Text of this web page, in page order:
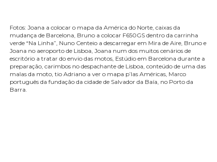
Fotos: Joana a colocar o mapa da América do Norte, caixas da
mudança de Barcelona, Bruno a colocar F650GS dentro da carrinha
verde “Na Linha”, Nuno Centeio a descarregar em Mira de Aire, Bruno e
Joana no aeroporto de Lisboa, Joana num dos muitos cenários de
escritório a tratar do envio das motos, Estúdio em Barcelona durante a
preparação, carimbos no despachante de Lisboa, conteúdo de uma das
malas da moto, tio Adriano a ver o mapa p’las Américas, Marco
português da fundação da cidade de Salvador da Baía, no Porto da
Barra.